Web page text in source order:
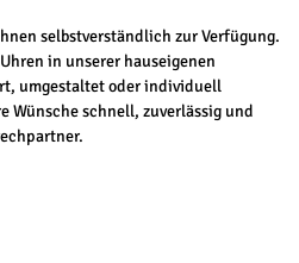
selbstverständlich zur Verfügung.
in unserer hauseigenen
umgestaltet oder individuell
Wünsche schnell, zuverlässig und